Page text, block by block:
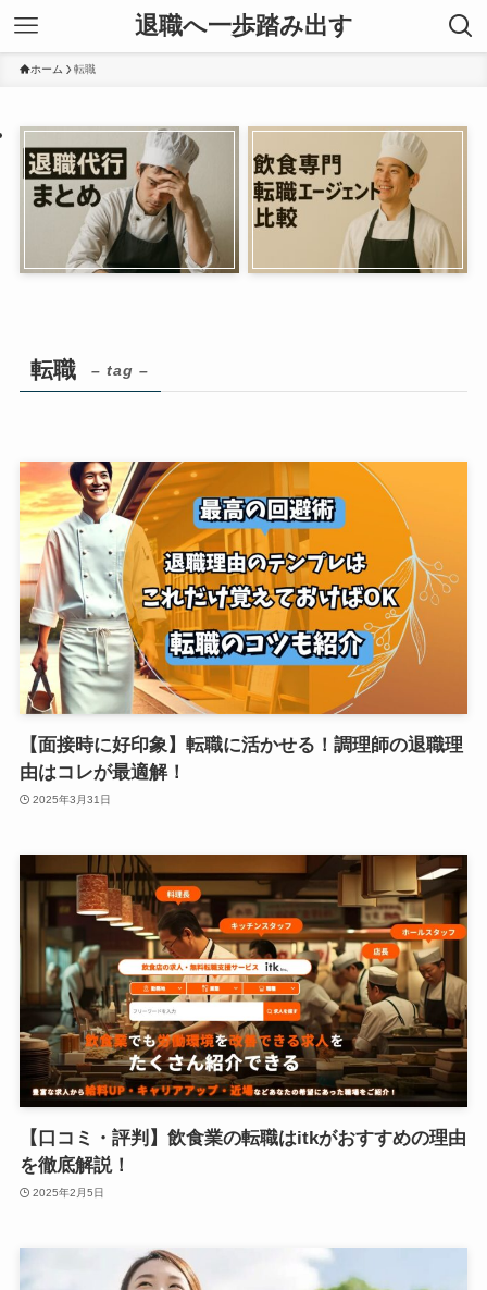
退職へ一歩踏み出す
ホーム 転職
転職 – tag –
【面接時に好印象】転職に活かせる！調理師の退職理
由はコレが最適解！
2025年3月31日
【口コミ・評判】飲食業の転職はitkがおすすめの理由
を徹底解説！
2025年2月5日